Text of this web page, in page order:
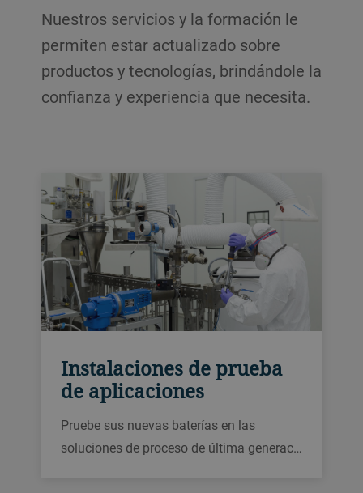
Nuestros servicios y la formación le
permiten estar actualizado sobre
productos y tecnologías, brindándole la
confianza y experiencia que necesita.
Instalaciones de prueba
de aplicaciones
Pruebe sus nuevas baterías en las
soluciones de proceso de última generac…